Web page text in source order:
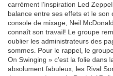
carrément l’inspiration Led
balance entre ses effets et le
console de mixage, Neil
connaît son travail! Le groupe
oublier les administrateurs des
sommes. Pour le rappel, le
On Swinging » c’est la folie dans
absolument fabuleux, les Rival